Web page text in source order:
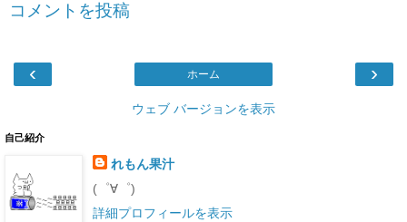
コメントを投稿
‹ ›
ホーム
ウェブ バージョンを表示
自己紹介
れもん果汁
(゜∀゜)
詳細プロフィールを表示